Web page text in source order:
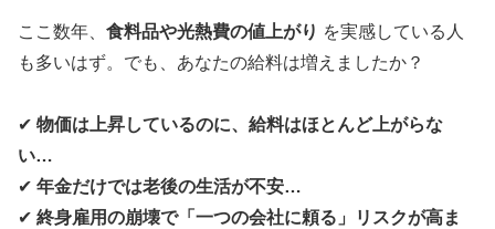
ここ数年、 食料品や光熱費の値上がり を実感している人
も多いはず。でも、あなたの給料は増えましたか？
✔ 物価は上昇しているのに、給料はほとんど上がらな
い…
✔ 年金だけでは老後の生活が不安…
✔ 終身雇用の崩壊で「一つの会社に頼る」リスクが高ま